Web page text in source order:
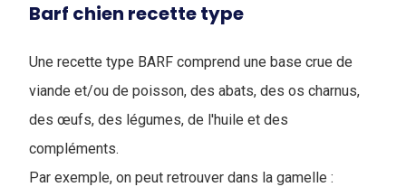
Barf chien recette type
Une recette type BARF comprend une base crue de
viande et/ou de poisson, des abats, des os charnus,
des œufs, des légumes, de l'huile et des
compléments.
Par exemple, on peut retrouver dans la gamelle :